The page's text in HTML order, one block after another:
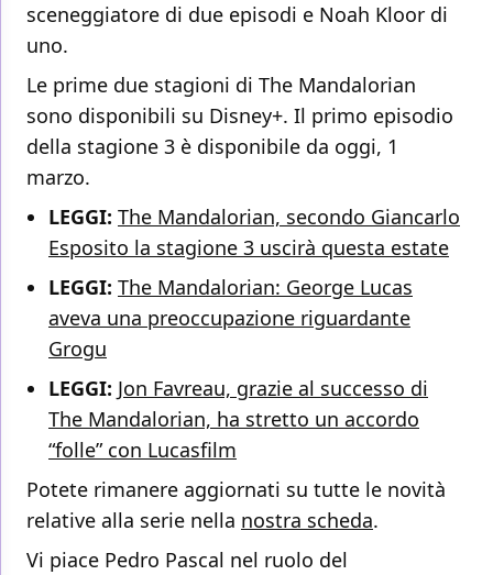
sceneggiatore di due episodi e Noah Kloor di
uno.
Le prime due stagioni di The Mandalorian
sono disponibili su Disney+. Il primo episodio
della stagione 3 è disponibile da oggi, 1
marzo.
LEGGI: The Mandalorian, secondo Giancarlo
Esposito la stagione 3 uscirà questa estate
LEGGI: The Mandalorian: George Lucas
aveva una preoccupazione riguardante
Grogu
LEGGI: Jon Favreau, grazie al successo di
The Mandalorian, ha stretto un accordo
“folle” con Lucasfilm
Potete rimanere aggiornati su tutte le novità
relative alla serie nella nostra scheda.
Vi piace Pedro Pascal nel ruolo del